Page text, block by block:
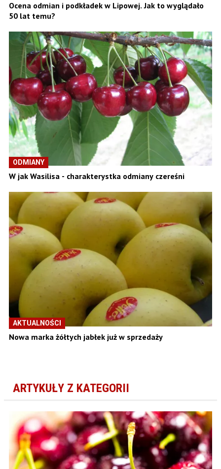
Ocena odmian i podkładek w Lipowej. Jak to wyglądało
50 lat temu?
ODMIANY
W jak Wasilisa - charakterystka odmiany czereśni
AKTUALNOŚCI
Nowa marka żółtych jabłek już w sprzedaży
ARTYKUŁY Z KATEGORII